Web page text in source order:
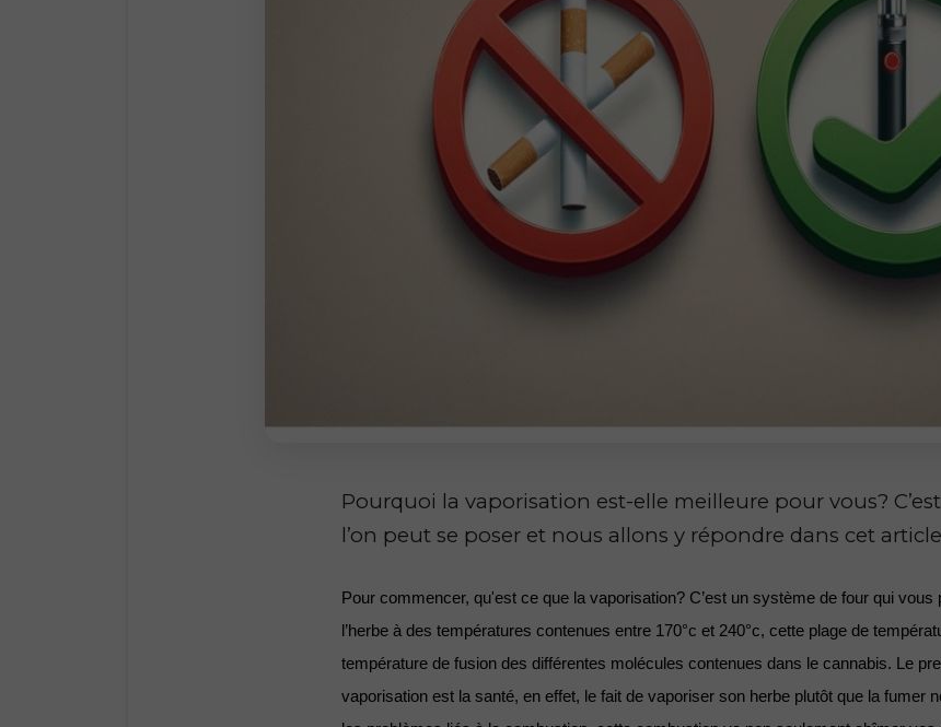
Pourquoi la vaporisation est-elle meilleure pour vous?
l’on peut se poser et nous allons y répondre dans cet
Pour commencer, qu'est ce que la vaporisation? C’est un système de four qui vous
l’herbe à des températures contenues entre 170°c et 240°c, cette plage de
température de fusion des différentes molécules contenues dans le cannabis. Le
vaporisation est la santé, en effet, le fait de vaporiser son herbe plutôt que la fumer